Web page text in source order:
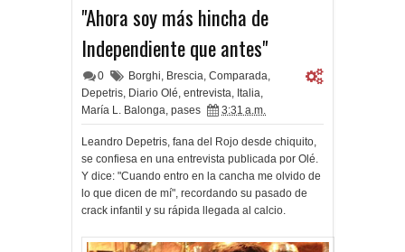
"Ahora soy más hincha de
Independiente que antes"
0 Borghi, Brescia, Comparada,
Depetris, Diario Olé, entrevista, Italia,
María L. Balonga, pases 3:31 a.m.
Leandro Depetris, fana del Rojo desde chiquito,
se confiesa en una entrevista publicada por Olé.
Y dice: "Cuando entro en la cancha me olvido de
lo que dicen de mí", recordando su pasado de
crack infantil y su rápida llegada al calcio.